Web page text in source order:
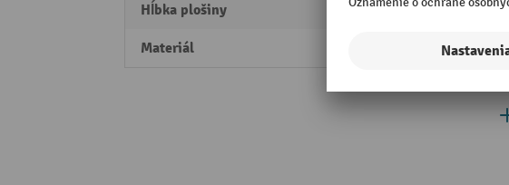
Hĺbka plošiny 700 mm
Materiál Ušľachtilá oceľ